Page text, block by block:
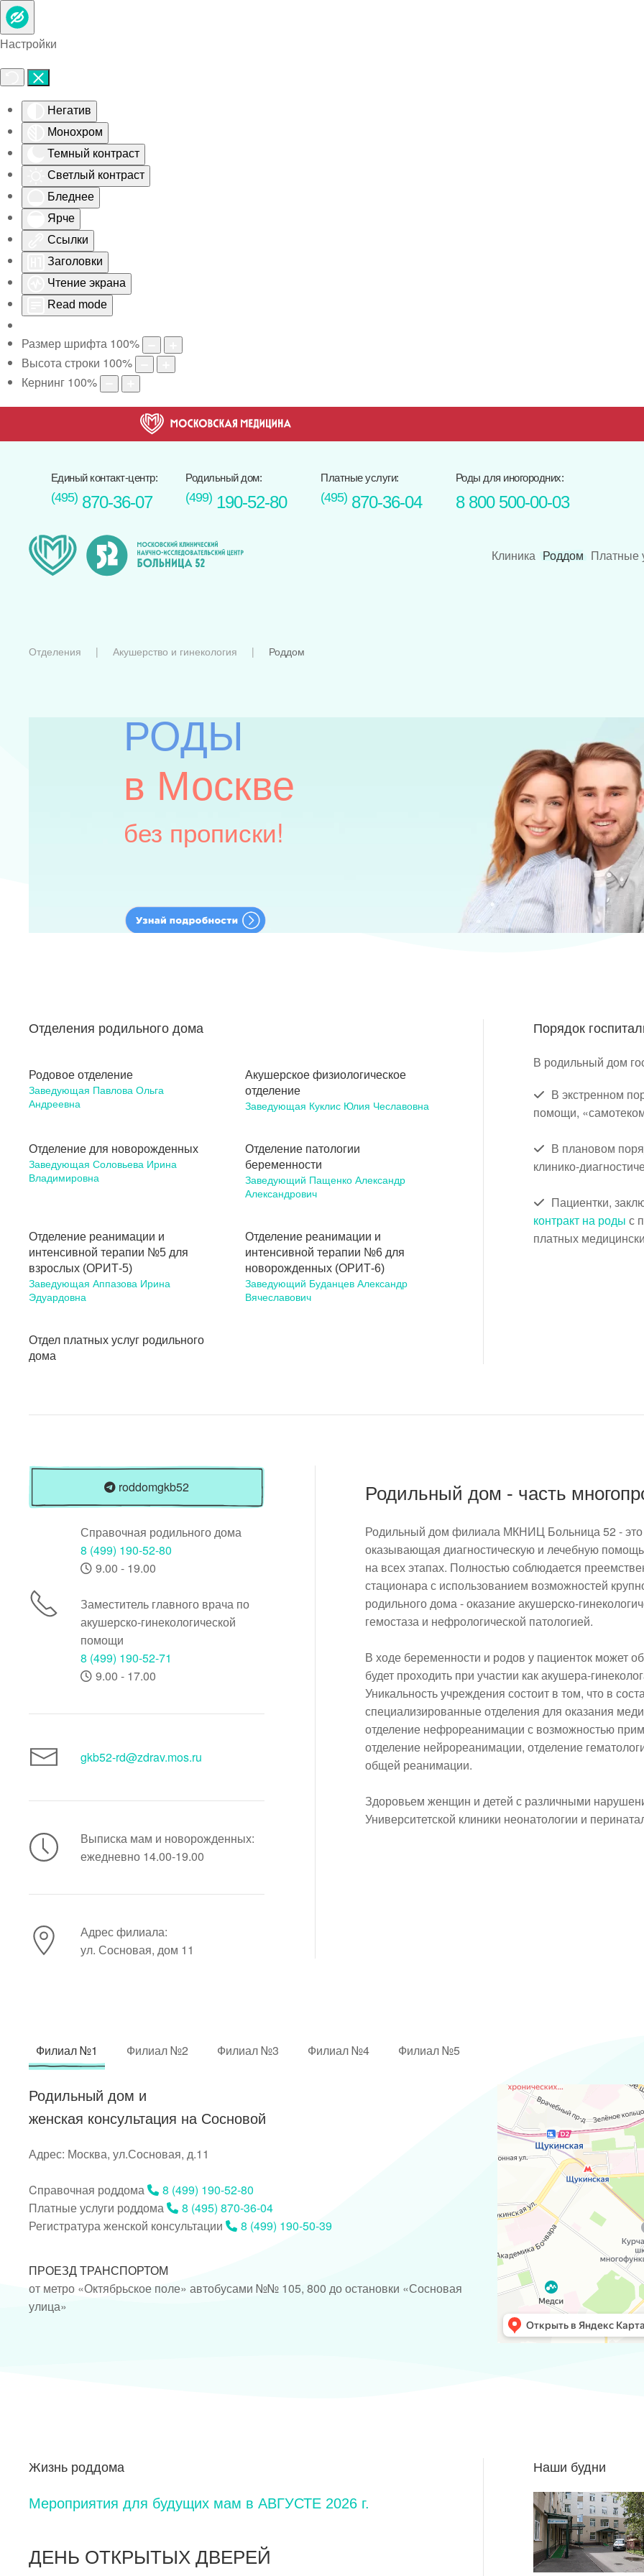
Настройки
Негатив
Монохром
Темный контраст
Светлый контраст
Бледнее
Ярче
Ссылки
Заголовки
Чтение экрана
Read mode
Размер шрифта 100%
Высота строки 100%
Кернинг 100%
Skip to main content
Единый контакт-центр:
(495)870-36-07
Родильный дом:
(499) 190-52-80
Платные услуги:
(495) 870-36-04
Роды для иногородних:
8 800 500-00-03
Клиника Роддом Платные
Отделения Акушерство и гинекология Роддом
РОДЫ
в Москве
без прописки!
Отделения родильного дома
Родовое отделение
Заведующая Павлова Ольга
Андреевна
Акушерское физиологическое
отделение
Заведующая Куклис Юлия Чеславовна
Отделение для новорожденных
Заведующая Соловьева Ирина
Владимировна
Отделение патологии
беременности
Заведующий Пащенко Александр
Александрович
Отделение реанимации и
интенсивной терапии №5 для
взрослых (ОРИТ-5)
Заведующая Аппазова Ирина
Эдуардовна
Отделение реанимации и
интенсивной терапии №6 для
новорожденных (ОРИТ-6)
Заведующий Буданцев Александр
Вячеславович
Отдел платных услуг родильного
дома
Порядок
В родильный дом
В экстренном
помощи,
В плановом
клинико-
Пациентки,
контракт на роды с
платных
roddomgkb52
Справочная родильного дома
8 (499) 190-52-80
9.00 - 19.00
Заместитель главного врача по
акушерско-гинекологической
помощи
8 (499) 190-52-71
9.00 - 17.00
gkb52-rd@zdrav.mos.ru
Выписка мам и новорожденных:
ежедневно 14.00-19.00
Адрес филиала:
ул. Сосновая, дом 11
Родильный дом - часть
Родильный дом филиала МКНИЦ Больница 52 - это
оказывающая диагностическую и лечебную
на всех этапах. Полностью соблюдается
стационара с использованием возможностей
родильного дома - оказание акушерско-
гемостаза и нефрологической патологией.
В ходе беременности и родов у пациенток может
будет проходить при участии как акушера-
Уникальность учреждения состоит в том, что в
специализированные отделения для оказания
отделение нефрореанимации с возможностью
отделение нейрореанимации, отделение
общей реанимации.
Здоровьем женщин и детей с различными
Университетской клиники неонатологии и
Филиал №1 Филиал №2 Филиал №3 Филиал №4 Филиал №5
Родильный дом и
женская консультация на Сосновой
Адрес: Москва, ул.Сосновая, д.11
Cправочная роддома
8 (499) 190-52-80
Платные услуги роддома
8 (495) 870-36-04
Регистратура женской консультации
8 (499) 190-50-39
ПРОЕЗД ТРАНСПОРТОМ
от метро «Октябрьское поле» автобусами №№ 105, 800 до остановки «Сосновая
улица»
ГБУЗ ГКБ №52, ДЗМ филиал
Родильный дом в Москве
Женская консультация в Москве
Жизнь роддома
Мероприятия для будущих мам в АВГУСТЕ 2026 г.
ДЕНЬ ОТКРЫТЫХ ДВЕРЕЙ
Наши будни